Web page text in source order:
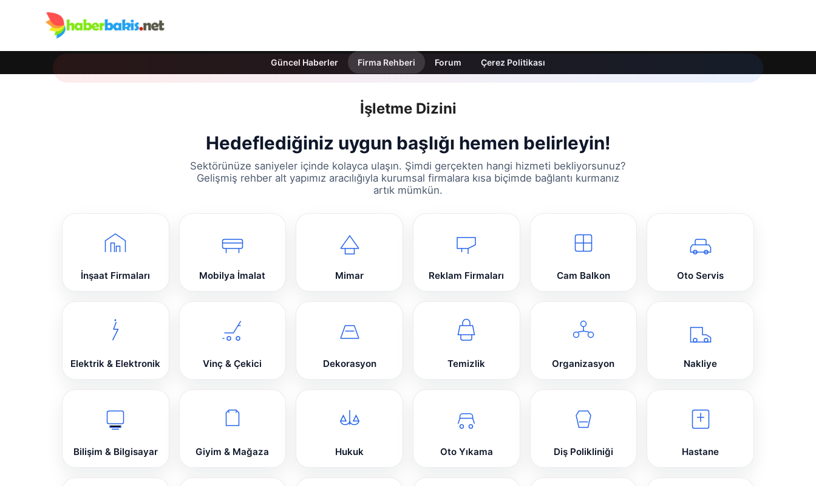
Güncel Haberler Firma Rehberi Forum Çerez Politikası
İşletme Dizini
Hedeflediğiniz uygun başlığı hemen belirleyin!
Sektörünüze saniyeler içinde kolayca ulaşın. Şimdi gerçekten hangi hizmeti bekliyorsunuz?
Gelişmiş rehber alt yapımız aracılığıyla kurumsal firmalara kısa biçimde bağlantı kurmanız
artık mümkün.
İnşaat Firmaları Mobilya İmalat Mimar Reklam Firmaları Cam Balkon Oto Servis
Elektrik & Elektronik Vinç & Çekici Dekorasyon Temizlik Organizasyon Nakliye
Bilişim & Bilgisayar Giyim & Mağaza Hukuk Oto Yıkama Diş Polikliniği Hastane